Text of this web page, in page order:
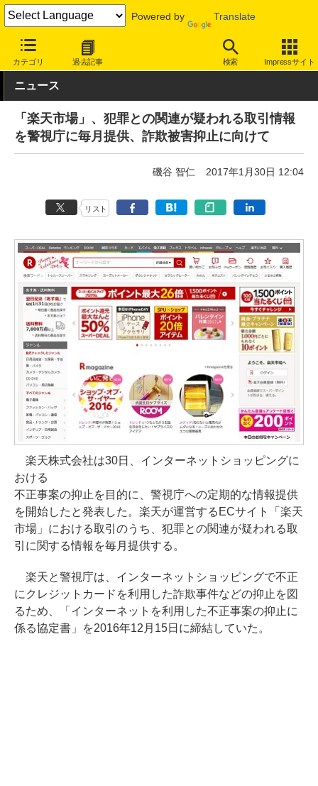
Powered by Translate
カテゴリ 過去記事 検索 Impressサイト
INTERNET Watch トピック その他
ニュース
「楽天市場」、犯罪との関連が疑われる取引情報
を警視庁に毎月提供、詐欺被害抑止に向けて
磯谷 智仁 2017年1月30日 12:04
リスト
楽天株式会社は30日、インターネットショッピングに
おける
不正事案の抑止を目的に、警視庁への定期的な情報提供
を開始したと発表した。楽天が運営するECサイト「楽天
市場」における取引のうち、犯罪との関連が疑われる取
引に関する情報を毎月提供する。
楽天と警視庁は、インターネットショッピングで不正
にクレジットカードを利用した詐欺事件などの抑止を図
るため、「インターネットを利用した不正事案の抑止に
係る協定書」を2016年12月15日に締結していた。